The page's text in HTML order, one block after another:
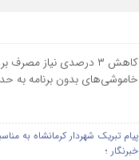
کاهش ۳ درصدی نیاز
خاموشی‌های بدون برنامه به
پیام تبریک شهردار کرمانشاه به
خبرنگار ؛